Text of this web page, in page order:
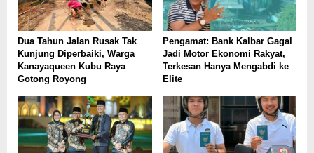
Dua Tahun Jalan Rusak Tak
Kunjung Diperbaiki, Warga
Kanayaqueen Kubu Raya
Gotong Royong
Pengamat: Bank Kalbar Gagal
Jadi Motor Ekonomi Rakyat,
Terkesan Hanya Mengabdi ke
Elite